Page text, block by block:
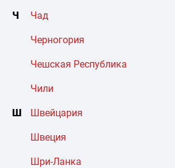
Ч Чад
Черногория
Чешская Республика
Чили
Ш Швейцария
Швеция
Шри-Ланка